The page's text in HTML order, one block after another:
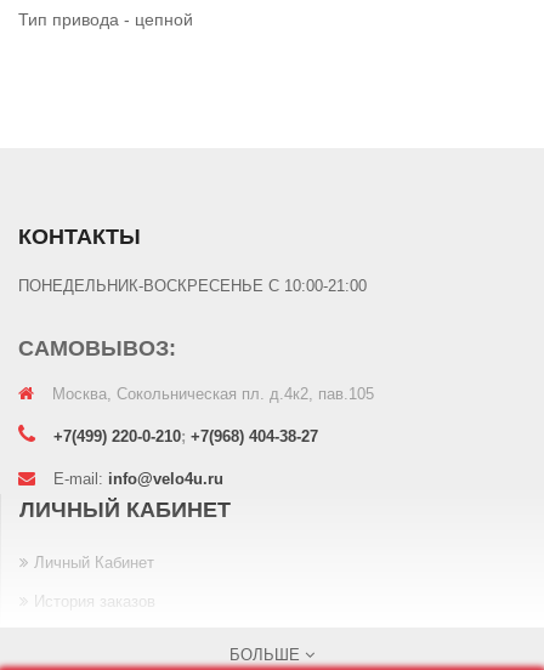
Тип привода - цепной
КОНТАКТЫ
ПОНЕДЕЛЬНИК-ВОСКРЕСЕНЬЕ С 10:00-21:00
САМОВЫВОЗ:
Москва, Сокольническая пл. д.4к2, пав.105
+7(499) 220-0-210; +7(968) 404-38-27
E-mail: info@velo4u.ru
ЛИЧНЫЙ КАБИНЕТ
Личный Кабинет
История заказов
БОЛЬШЕ